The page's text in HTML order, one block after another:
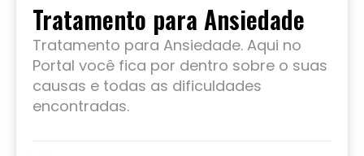
Tratamento para Ansiedade
Tratamento para Ansiedade. Aqui no
Portal você fica por dentro sobre o suas
causas e todas as dificuldades
encontradas.